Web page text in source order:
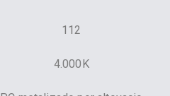
112
4.000K